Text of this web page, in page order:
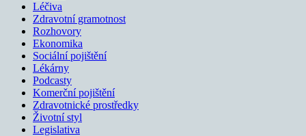
Léčiva
Zdravotní gramotnost
Rozhovory
Ekonomika
Sociální pojištění
Lékárny
Podcasty
Komerční pojištění
Zdravotnické prostředky
Životní styl
Legislativa